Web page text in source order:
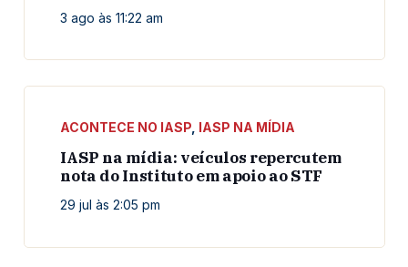
3 ago às 11:22 am
ACONTECE NO IASP, IASP NA MÍDIA
IASP na mídia: veículos repercutem
nota do Instituto em apoio ao STF
29 jul às 2:05 pm